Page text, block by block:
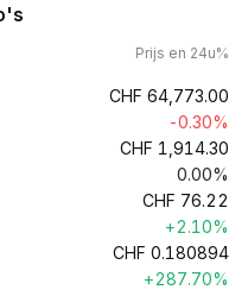
Prijs en 24u%
CHF 64,773.00
-0.30%
CHF 1,914.30
0.00%
CHF 76.22
+2.10%
CHF 0.180894
+287.70%